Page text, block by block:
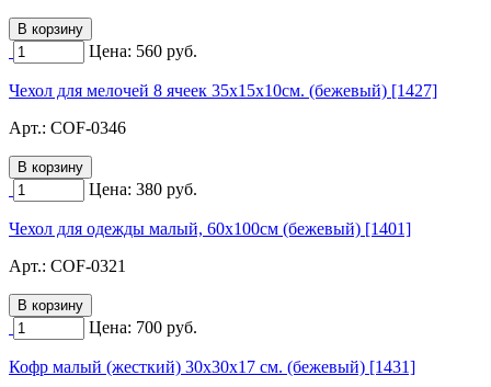
Цена: 560 руб.
Чехол для мелочей 8 ячеек 35х15х10см. (бежевый) [1427]
Арт.: COF-0346
Цена: 380 руб.
Чехол для одежды малый, 60х100см (бежевый) [1401]
Арт.: COF-0321
Цена: 700 руб.
Кофр малый (жесткий) 30х30х17 см. (бежевый) [1431]